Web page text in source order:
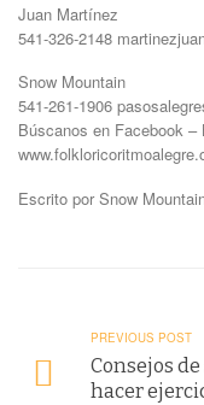
Juan Martínez
541-326-2148
Snow Mountain
541-261-1906
Búscanos en Facebook
Escrito por Snow
PREVIOUS POST
Consejos
hacer